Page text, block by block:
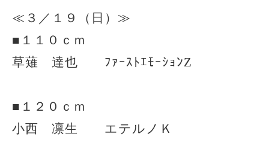
≪３／１９（日）≫
■１１０ｃｍ
草薙 達也 ﾌｧｰｽﾄｴﾓｰｼｮﾝZ
■１２０ｃｍ
小西 凛生 エテルノＫ